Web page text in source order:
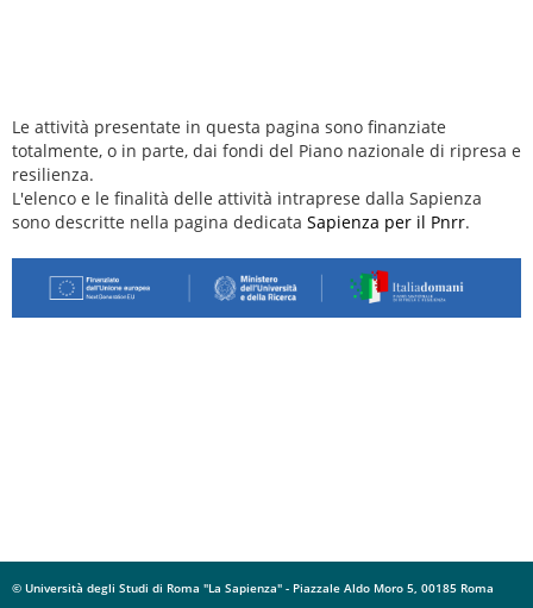
Le attività presentate in questa pagina sono finanziate
totalmente, o in parte, dai fondi del Piano nazionale di ripresa e
resilienza.
L'elenco e le finalità delle attività intraprese dalla Sapienza
sono descritte nella pagina dedicata Sapienza per il Pnrr.
© Università degli Studi di Roma "La Sapienza" - Piazzale Aldo Moro 5, 00185 Roma